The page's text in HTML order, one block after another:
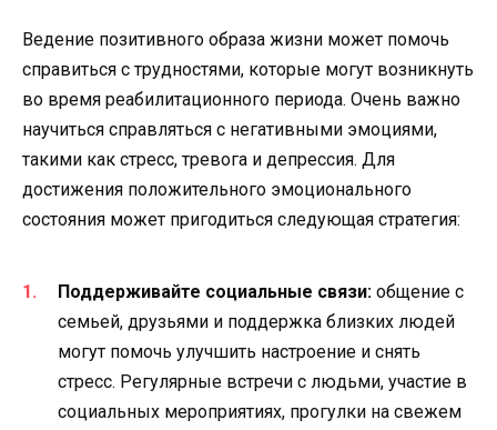
Ведение позитивного образа жизни может помочь
справиться с трудностями, которые могут возникнуть
во время реабилитационного периода. Очень важно
научиться справляться с негативными эмоциями,
такими как стресс, тревога и депрессия. Для
достижения положительного эмоционального
состояния может пригодиться следующая стратегия:
Поддерживайте социальные связи: общение с
семьей, друзьями и поддержка близких людей
могут помочь улучшить настроение и снять
стресс. Регулярные встречи с людьми, участие в
социальных мероприятиях, прогулки на свежем